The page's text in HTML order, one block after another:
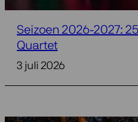
Seizoen 2026-2027:
Quartet
3 juli 2026